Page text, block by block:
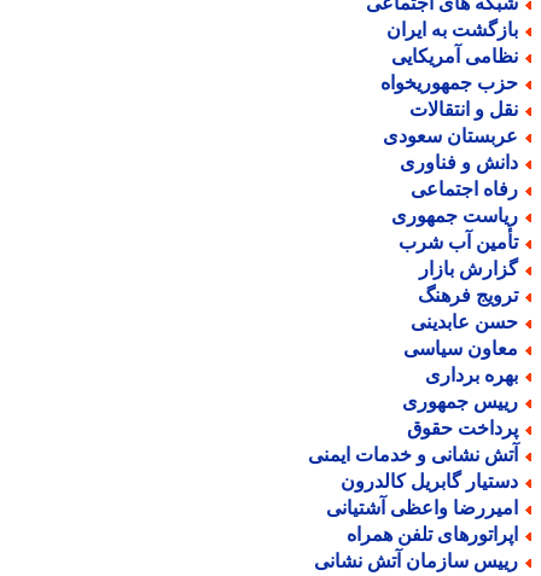
به ایران
آمریکایی
جمهوریخواه
و انتقالات
سعودی
و فناوری
اجتماعی
جمهوری
آب شرب
بازار
فرهنگ
عابدینی
سیاسی
برداری
جمهوری
حقوق
نشانی و خدمات ایمنی
گابریل کالدرون
واعظی آشتیانی
تلفن همراه
سازمان آتش نشانی